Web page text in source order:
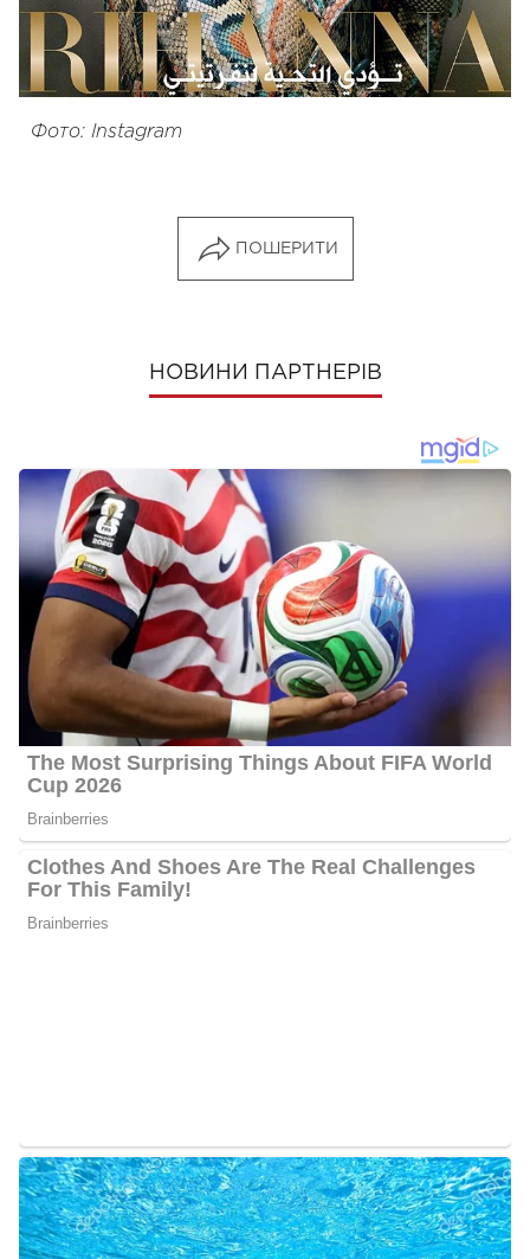
Фото: Instagram
ПОШЕРИТИ
НОВИНИ ПАРТНЕРІВ